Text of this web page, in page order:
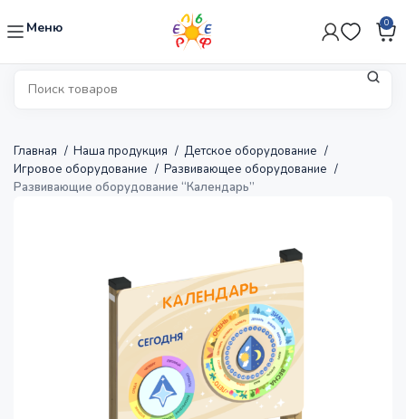
Меню 0
Главная Наша продукция
Детское оборудование
Игровое оборудование
Развивающее оборудование
Развивающие оборудование “Календарь”